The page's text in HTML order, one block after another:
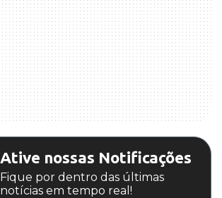
Ative nossas Notificações
Fique por dentro das últimas
notícias em tempo real!